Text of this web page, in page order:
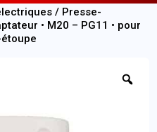
/ Presse-
• M20 – PG11 • pour